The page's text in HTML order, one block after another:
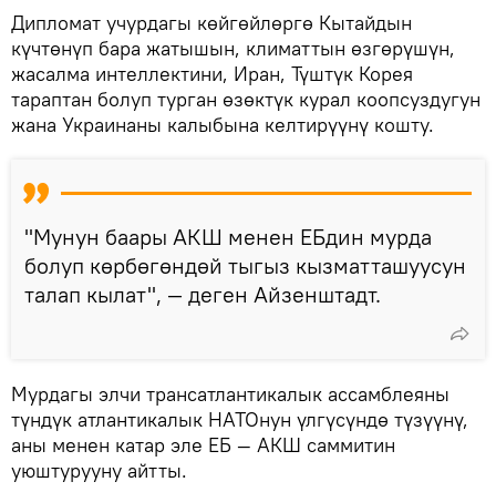
Дипломат учурдагы көйгөйлөргө Кытайдын
күчтөнүп бара жатышын, климаттын өзгөрүшүн,
жасалма интеллектини, Иран, Түштүк Корея
тараптан болуп турган өзөктүк курал коопсуздугун
жана Украинаны калыбына келтирүүнү кошту.
"Мунун баары АКШ менен ЕБдин мурда
болуп көрбөгөндөй тыгыз кызматташуусун
талап кылат", — деген Айзенштадт.
Мурдагы элчи трансатлантикалык ассамблеяны
түндүк атлантикалык НАТОнун үлгүсүндө түзүүнү,
аны менен катар эле ЕБ — АКШ саммитин
уюштурууну айтты.